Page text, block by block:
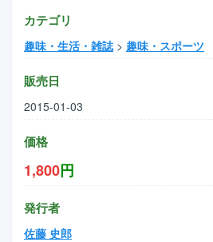
カテゴリ
趣味・生活・雑誌> 趣味・スポーツ
販売日
2015-01-03
価格
1,800円
発行者
佐藤 史郎